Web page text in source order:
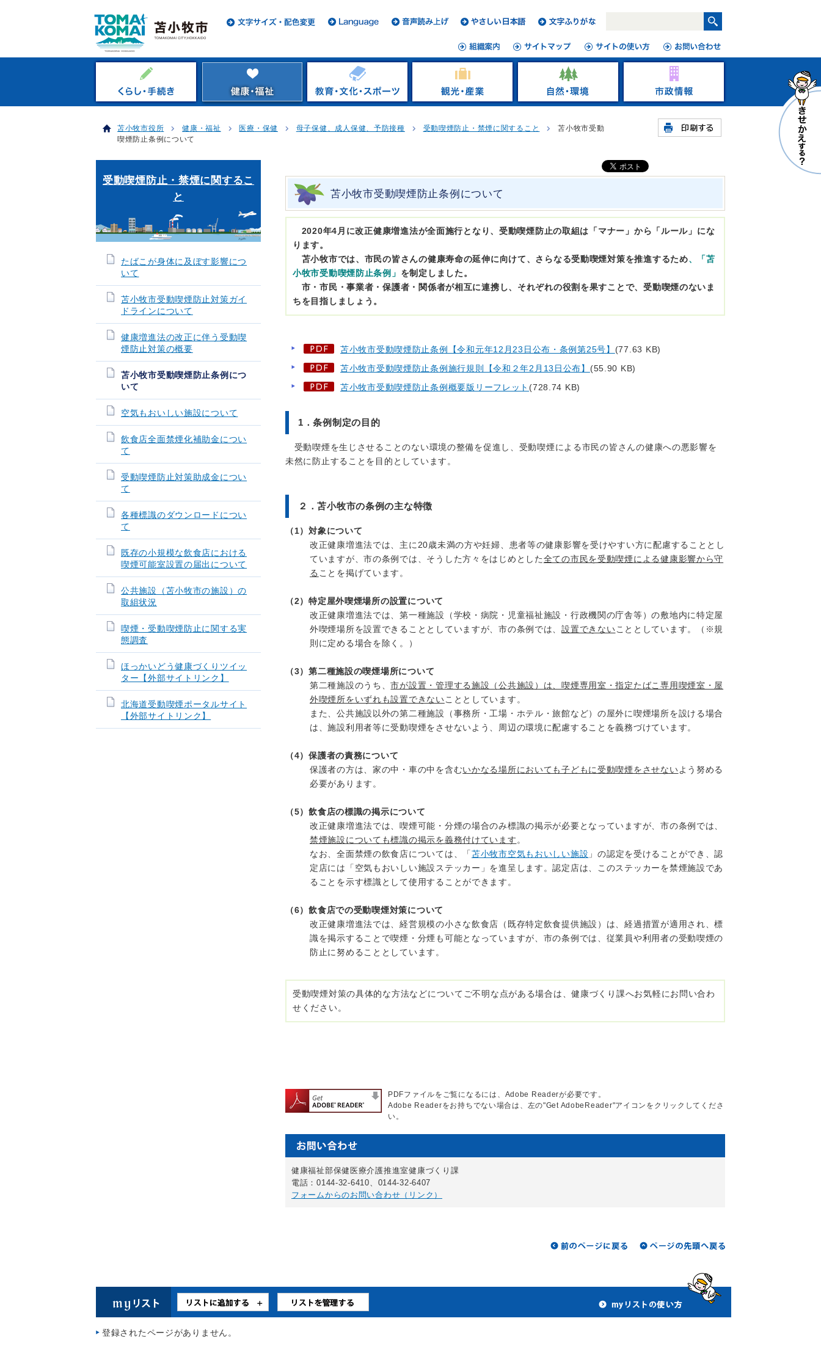
苫小牧市役所 健康・福祉 医療・保健 母子保健、成人保健、予防接種 受動喫煙防止・禁煙に関すること
苫小牧市受動
喫煙防止条例について
苫小牧市受動喫煙防止条例について
2020年4月に改正健康増進法が全面施行となり、受動喫煙防止の取組は「マナー」から「ルール」にな
ります。
苫小牧市では、市民の皆さんの健康寿命の延伸に向けて、さらなる受動喫煙対策を推進するため、「苫
小牧市受動喫煙防止条例」 を制定しました。
市・市民・事業者・保護者・関係者が相互に連携し、それぞれの役割を果すことで、受動喫煙のないま
ちを目指しましょう。
苫小牧市受動喫煙防止条例【令和元年12月23日公布・条例第25号】 (77.63 KB)
苫小牧市受動喫煙防止条例施行規則【令和２年2月13日公布】 (55.90 KB)
苫小牧市受動喫煙防止条例概要版リーフレット (728.74 KB)
1．条例制定の目的
受動喫煙を生じさせることのない環境の整備を促進し、受動喫煙による市民の皆さんの健康への悪影響を
未然に防止することを目的としています。
２．苫小牧市の条例の主な特徴
（1）対象について
改正健康増進法では、主に20歳未満の方や妊婦、患者等の健康影響を受けやすい方に配慮することとし
ていますが、市の条例では、そうした方々をはじめとした全ての市民を受動喫煙による健康影響から守
る ことを掲げています。
（2）特定屋外喫煙場所の設置について
改正健康増進法では、第一種施設（学校・病院・児童福祉施設・行政機関の庁舎等）の敷地内に特定屋
外喫煙場所を設置できることとしていますが、市の条例では、設置できないこととしています。（※規
則に定める場合を除く。）
（3）第二種施設の喫煙場所について
第二種施設のうち、市が設置・管理する施設（公共施設）は、喫煙専用室・指定たばこ専用喫煙室・屋
外喫煙所をいずれも設置できないこととしています。
また、公共施設以外の第二種施設（事務所・工場・ホテル・旅館など）の屋外に喫煙場所を設ける場合
は、施設利用者等に受動喫煙をさせないよう、周辺の環境に配慮することを義務づけています。
（4）保護者の責務について
保護者の方は、家の中・車の中を含むいかなる場所においても子どもに受動喫煙をさせないよう努める
必要があります。
（5）飲食店の標識の掲示について
改正健康増進法では、喫煙可能・分煙の場合のみ標識の掲示が必要となっていますが、市の条例では、
禁煙施設についても標識の掲示を義務付けています 。
なお、全面禁煙の飲食店については、「苫小牧市空気もおいしい施設 」の認定を受けることができ、認
定店には「空気もおいしい施設ステッカー」を進呈します。認定店は、このステッカーを禁煙施設であ
ることを示す標識として使用することができます。
（6）飲食店での受動喫煙対策について
改正健康増進法では、経営規模の小さな飲食店（既存特定飲食提供施設）は、経過措置が適用され、標
識を掲示することで喫煙・分煙も可能となっていますが、市の条例では、従業員や利用者の受動喫煙の
防止に努めることとしています。
受動喫煙対策の具体的な方法などについてご不明な点がある場合は、健康づくり課へお気軽にお問い合わ
せください。
PDFファイルをご覧になるには、Adobe Readerが必要です。
Adobe Readerをお持ちでない場合は、左の"Get AdobeReader"アイコンをクリックしてくださ
い。
健康福祉部保健医療介護推進室健康づくり課
電話：0144-32-6410、0144-32-6407
フォームからのお問い合わせ（リンク）
受動喫煙防止・禁煙に関するこ
と
たばこが身体に及ぼす影響につ
いて
苫小牧市受動喫煙防止対策ガイ
ドラインについて
健康増進法の改正に伴う受動喫
煙防止対策の概要
苫小牧市受動喫煙防止条例につ
いて
空気もおいしい施設について
飲食店全面禁煙化補助金につい
て
受動喫煙防止対策助成金につい
て
各種標識のダウンロードについ
て
既存の小規模な飲食店における
喫煙可能室設置の届出について
公共施設（苫小牧市の施設）の
取組状況
喫煙・受動喫煙防止に関する実
態調査
ほっかいどう健康づくりツイッ
ター【外部サイトリンク】
北海道受動喫煙ポータルサイト
【外部サイトリンク】
登録されたページがありません。